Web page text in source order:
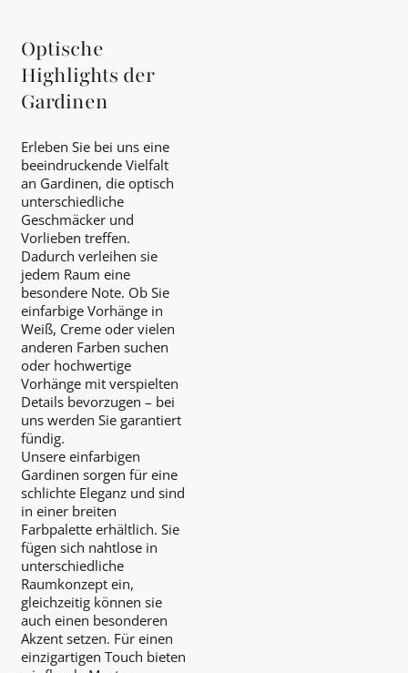
Optische
Highlights der
Gardinen
Erleben Sie bei uns eine
beeindruckende Vielfalt
an Gardinen, die optisch
unterschiedliche
Geschmäcker und
Vorlieben treffen.
Dadurch verleihen sie
jedem Raum eine
besondere Note. Ob Sie
einfarbige Vorhänge in
Weiß, Creme oder vielen
anderen Farben suchen
oder hochwertige
Vorhänge mit verspielten
Details bevorzugen – bei
uns werden Sie garantiert
fündig.
Unsere einfarbigen
Gardinen sorgen für eine
schlichte Eleganz und sind
in einer breiten
Farbpalette erhältlich. Sie
fügen sich nahtlose in
unterschiedliche
Raumkonzept ein,
gleichzeitig können sie
auch einen besonderen
Akzent setzen. Für einen
einzigartigen Touch bieten